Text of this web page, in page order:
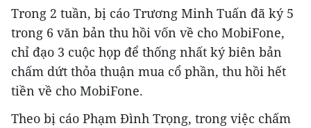
Trong 2 tuần, bị cáo Trương Minh Tuấn đã ký 5
trong 6 văn bản thu hồi vốn về cho MobiFone,
chỉ đạo 3 cuộc họp để thống nhất ký biên bản
chấm dứt thỏa thuận mua cổ phần, thu hồi hết
tiền về cho MobiFone.
Theo bị cáo Phạm Đình Trọng, trong việc chấm